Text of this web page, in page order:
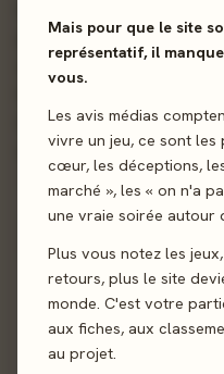
Mais pour que le site
représentatif, il
vous.
Les avis médias
vivre un jeu, ce sont les
cœur, les déceptions,
marché », les « on n'a
une vraie soirée autour
Plus vous notez les
retours, plus le site
monde. C'est votre
aux fiches, aux
au projet.
guilde marchande des
qui ravira les joueurs
mystères issus d’un
univers oriental post-
Pose d’ouvriers
Sortie
Auteur